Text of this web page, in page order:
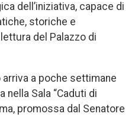
dell’iniziativa, capace di
storiche e
del Palazzo di
arriva a poche settimane
nella Sala “Caduti di
promossa dal Senatore